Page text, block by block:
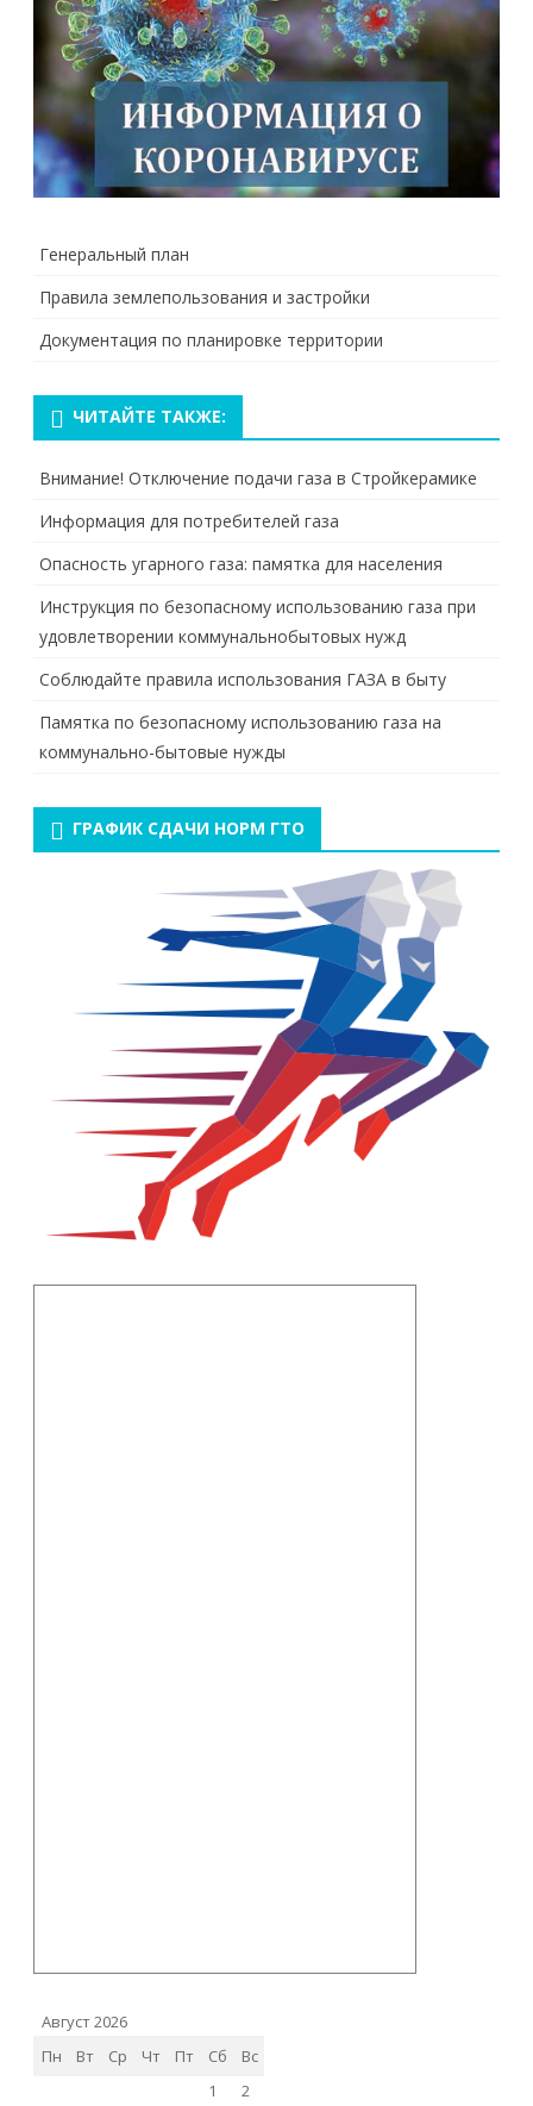
Генеральный план
Правила землепользования и застройки
Документация по планировке территории
ЧИТАЙТЕ ТАКЖЕ:
Внимание! Отключение подачи газа в Стройкерамике
Информация для потребителей газа
Опасность угарного газа: памятка для населения
Инструкция по безопасному использованию газа при
удовлетворении коммунальнобытовых нужд
Соблюдайте правила использования ГАЗА в быту
Памятка по безопасному использованию газа на
коммунально-бытовые нужды
ГРАФИК СДАЧИ НОРМ ГТО
Август 2026
Пн
Вт Ср Чт Пт Сб
Вс
1
2